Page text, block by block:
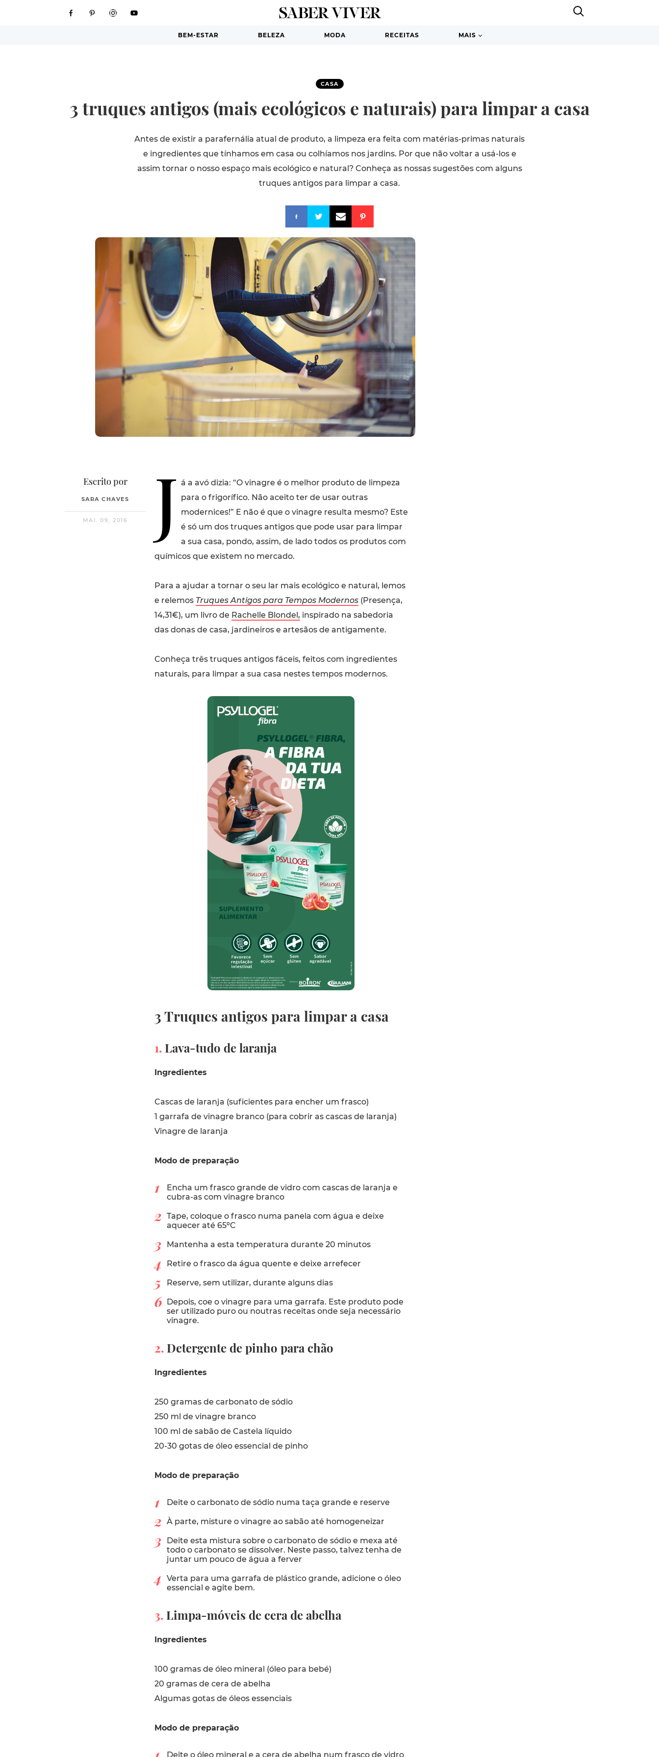
BEM-ESTAR BELEZA MODA RECEITAS MAIS
CASA
3 truques antigos (mais ecológicos e naturais) para limpar a casa
Antes de existir a parafernália atual de produto, a limpeza era feita com matérias-primas naturais
e ingredientes que tínhamos em casa ou colhíamos nos jardins. Por que não voltar a usá-los e
assim tornar o nosso espaço mais ecológico e natural? Conheça as nossas sugestões com alguns
truques antigos para limpar a casa.
Escrito por
SARA CHAVES
MAI. 09, 2016 J á a avó dizia: “O vinagre é o melhor produto de limpeza
para o frigorífico. Não aceito ter de usar outras
modernices!” E não é que o vinagre resulta mesmo? Este
é só um dos truques antigos que pode usar para limpar
a sua casa, pondo, assim, de lado todos os produtos com
químicos que existem no mercado.
Para a ajudar a tornar o seu lar mais ecológico e natural, lemos
e relemos Truques Antigos para Tempos Modernos(Presença,
14,31€), um livro de Rachelle Blondel, inspirado na sabedoria
das donas de casa, jardineiros e artesãos de antigamente.
Conheça três truques antigos fáceis, feitos com ingredientes
naturais, para limpar a sua casa nestes tempos modernos.
3 Truques antigos para limpar a casa
1.Lava-tudo de laranja
Ingredientes
Cascas de laranja (suficientes para encher um frasco)
1 garrafa de vinagre branco (para cobrir as cascas de laranja)
Vinagre de laranja
Modo de preparação
Encha um frasco grande de vidro com cascas de laranja e
cubra-as com vinagre branco
Tape, coloque o frasco numa panela com água e deixe
aquecer até 65ºC
Mantenha a esta temperatura durante 20 minutos
Retire o frasco da água quente e deixe arrefecer
Reserve, sem utilizar, durante alguns dias
Depois, coe o vinagre para uma garrafa. Este produto pode
ser utilizado puro ou noutras receitas onde seja necessário
vinagre.
2.Detergente de pinho para chão
Ingredientes
250 gramas de carbonato de sódio
250 ml de vinagre branco
100 ml de sabão de Castela líquido
20-30 gotas de óleo essencial de pinho
Modo de preparação
Deite o carbonato de sódio numa taça grande e reserve
À parte, misture o vinagre ao sabão até homogeneizar
Deite esta mistura sobre o carbonato de sódio e mexa até
todo o carbonato se dissolver. Neste passo, talvez tenha de
juntar um pouco de água a ferver
Verta para uma garrafa de plástico grande, adicione o óleo
essencial e agite bem.
3.Limpa-móveis de cera de abelha
Ingredientes
100 gramas de óleo mineral (óleo para bebé)
20 gramas de cera de abelha
Algumas gotas de óleos essenciais
Modo de preparação
Deite o óleo mineral e a cera de abelha num frasco de vidro